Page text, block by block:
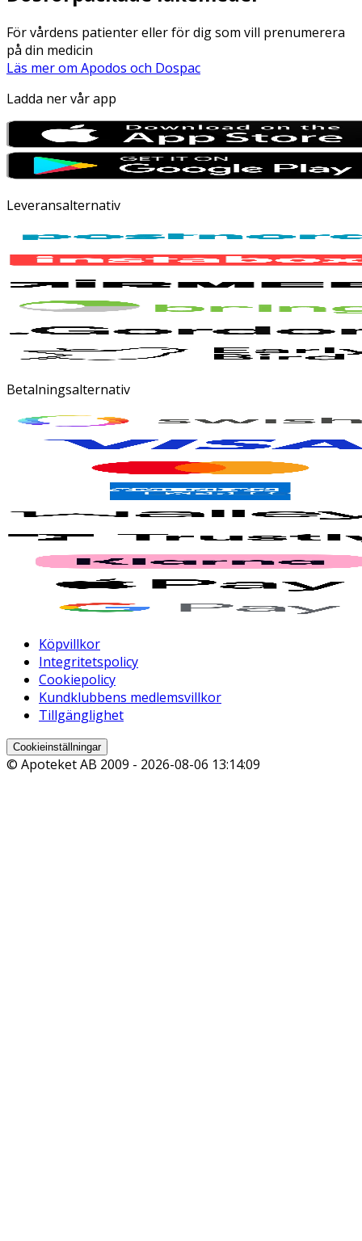
För vårdens patienter eller för dig som vill prenumerera
på din medicin
Läs mer om Apodos och Dospac
Ladda ner vår app
Leveransalternativ
Betalningsalternativ
Köpvillkor
Integritetspolicy
Cookiepolicy
Kundklubbens medlemsvillkor
Tillgänglighet
Cookieinställningar
© Apoteket AB 2009 - 2026-08-06 13:14:09